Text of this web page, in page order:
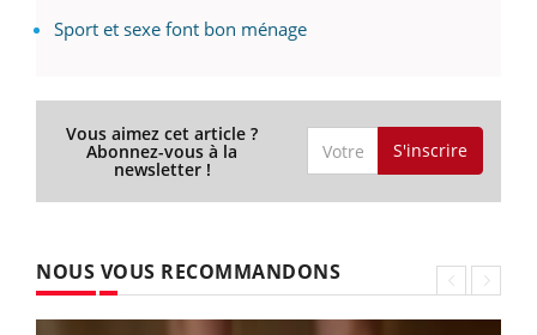
Sport et sexe font bon ménage
Vous aimez cet article ?
Abonnez-vous à la
newsletter !
S'inscrire
NOUS VOUS RECOMMANDONS